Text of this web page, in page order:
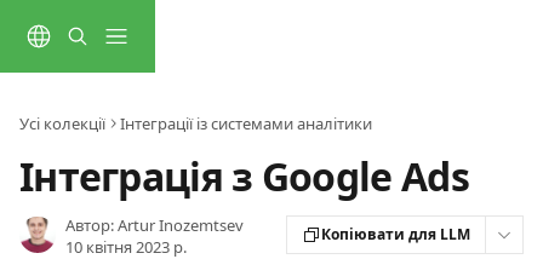
Усі колекції Інтеграції із системами аналітики
Інтеграція з Google Ads
Автор:Artur Inozemtsev
10 квітня 2023 р.
Копіювати для LLM